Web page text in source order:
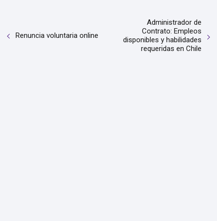
Renuncia voluntaria online
Administrador de
Contrato: Empleos
disponibles y habilidades
requeridas en Chile